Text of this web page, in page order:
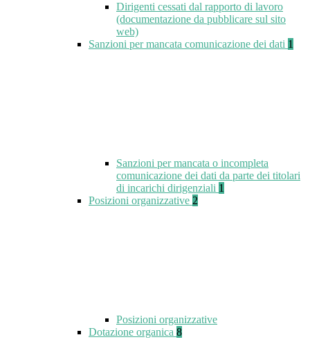
Dirigenti cessati dal rapporto di lavoro
(documentazione da pubblicare sul sito
web)
Sanzioni per mancata comunicazione dei dati 1
Sanzioni per mancata o incompleta
comunicazione dei dati da parte dei titolari
di incarichi dirigenziali 1
Posizioni organizzative 2
Posizioni organizzative
Dotazione organica 8